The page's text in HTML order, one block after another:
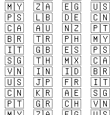
🇲🇾
🇿🇦 🇪🇬 🇺🇸
🇵🇸
🇱🇧 🇩🇪 🇨🇳
🇨🇦
🇦🇺 🇳🇿 🇵🇹
🇧🇷
🇹🇷 🇵🇭 🇲🇾
🇮🇹
🇬🇧 🇪🇸 🇵🇸
🇸🇬
🇹🇭 🇲🇽 🇨🇦
🇻🇳
🇮🇳 🇮🇩 🇧🇷
🇺🇸
🇯🇵 🇫🇷 🇮🇹
🇨🇳
🇰🇷 🇦🇪 🇸🇬
🇵🇹
🇬🇷 🇨🇭 🇻🇳